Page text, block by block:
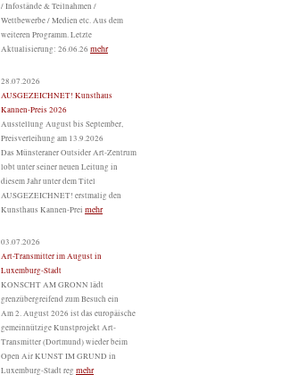
/ Infostände & Teilnahmen /
Wettbewerbe / Medien etc. Aus dem
weiteren Programm. Letzte
Aktualisierung: 26.06.26 mehr
28.07.2026
AUSGEZEICHNET! Kunsthaus
Kannen-Preis 2026
Ausstellung August bis September,
Preisverleihung am 13.9.2026
Das Münsteraner Outsider Art-Zentrum
lobt unter seiner neuen Leitung in
diesem Jahr unter dem Titel
AUSGEZEICHNET! erstmalig den
Kunsthaus Kannen-Prei mehr
03.07.2026
Art-Transmitter im August in
Luxemburg-Stadt
KONSCHT AM GRONN lädt
grenzübergreifend zum Besuch ein
Am 2. August 2026 ist das europäische
gemeinnützige Kunstprojekt Art-
Transmitter (Dortmund) wieder beim
Open Air KUNST IM GRUND in
Luxemburg-Stadt reg mehr